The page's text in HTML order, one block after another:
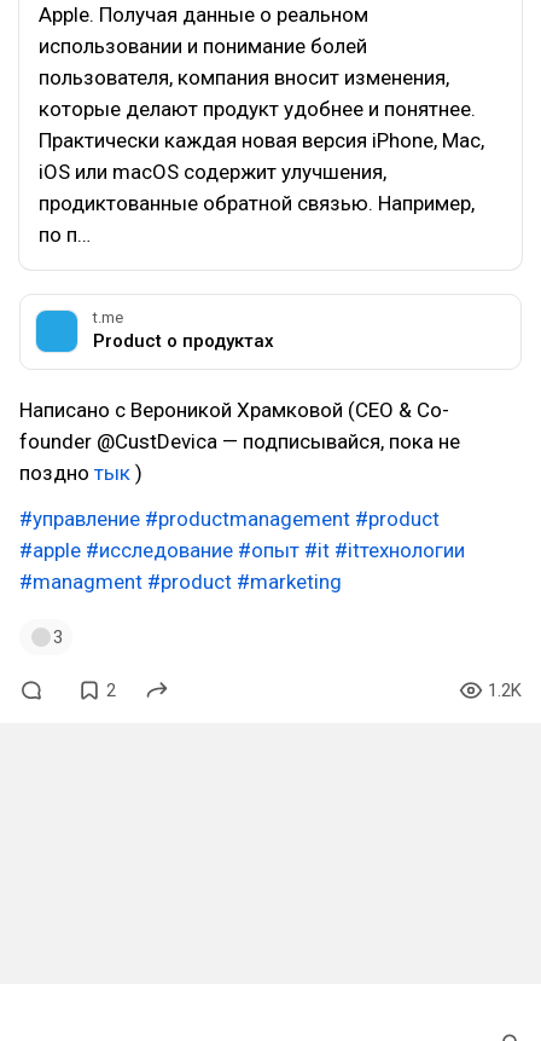
Apple. Получая данные о реальном
использовании и понимание болей
пользователя, компания вносит изменения,
которые делают продукт удобнее и понятнее.
Практически каждая новая версия iPhone, Mac,
iOS или macOS содержит улучшения,
продиктованные обратной связью. Например,
по п…
t.me
Product о продуктах
Написано с Вероникой Храмковой (CEO & Co-
founder @CustDevica — подписывайся, пока не
поздно тык )
#управление #productmanagement #product
#apple #исследование #опыт #it #itтехнологии
#managment #product #marketing
3
2 1.2K